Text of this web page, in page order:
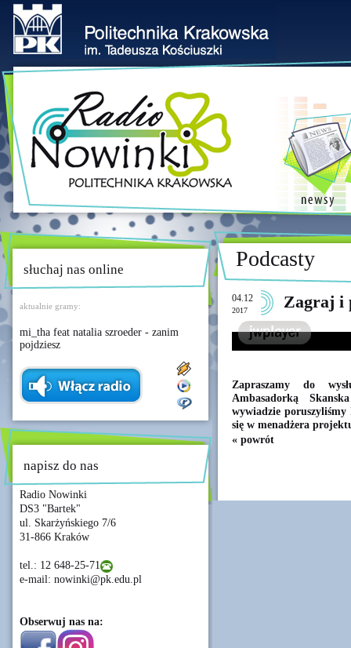
słuchaj nas online
aktualnie gramy:
mi_tha feat natalia szroeder - zanim
pojdziesz
napisz do nas
Radio Nowinki
DS3 "Bartek"
ul. Skarżyńskiego 7/6
31-866 Kraków
tel.: 12 648-25-71
e-mail: nowinki@pk.edu.pl
Obserwuj nas na:
Podcasty
04.12
2017 Zagraj i
Zapraszamy do
Ambasadorką
wywiadzie
się w menadżera
« powrót